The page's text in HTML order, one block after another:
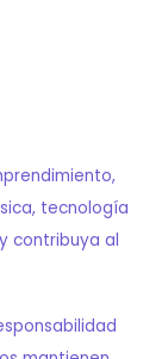
tecnología
contribuya al